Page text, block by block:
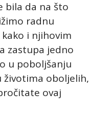
bila da na što
radnu
i njihovim
zastupa jedno
u poboljšanju
životima oboljelih,
ovaj